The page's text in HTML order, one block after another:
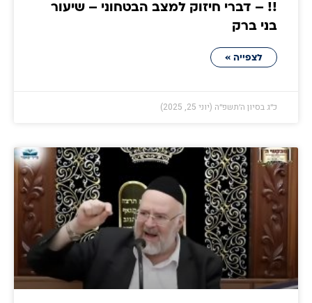
!! – דברי חיזוק למצב הבטחוני – שיעור
בני ברק
לצפייה »
כ״ג בסיון ה׳תשפ״ה (יוני 25, 2025)